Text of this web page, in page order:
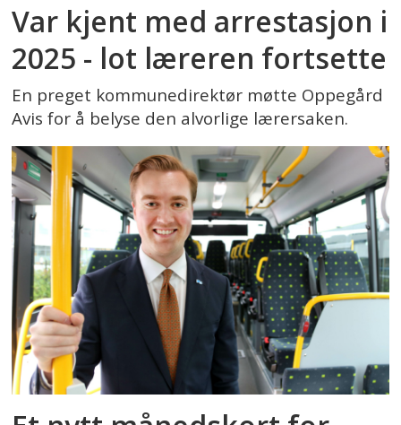
Var kjent med arrestasjon i
2025 - lot læreren fortsette
En preget kommunedirektør møtte Oppegård
Avis for å belyse den alvorlige lærersaken.